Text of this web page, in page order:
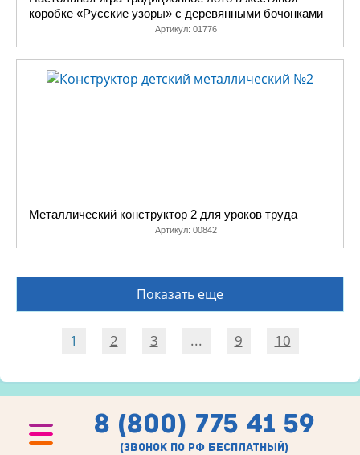
коробке «Русские узоры» с деревянными бочонками
Артикул: 01776
Металлический конструктор 2 для уроков труда
Артикул: 00842
Показать еще
1 2 3 ... 9 10
8 (800) 775 41 59
(звонок по рф бесплатный)